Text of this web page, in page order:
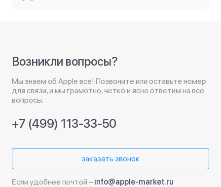
Возникли вопросы?
Мы знаем об Apple все! Позвоните или оставьте номер
для связи, и мы грамотно, четко и ясно ответим на все
вопросы.
+7 (499) 113-33-50
заказать звонок
Если удобнее почтой – info@apple-market.ru